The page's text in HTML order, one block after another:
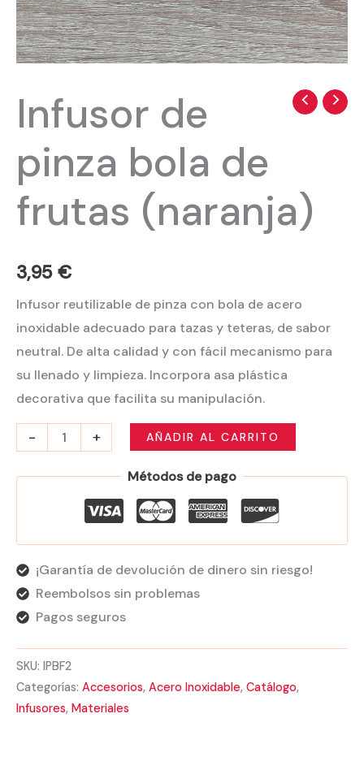
Infusor de
pinza bola de
frutas (naranja)
3,95 €
Infusor reutilizable de pinza con bola de acero
inoxidable adecuado para tazas y teteras, de sabor
neutral. De alta calidad y con fácil mecanismo para
su llenado y limpieza. Incorpora asa plástica
decorativa que facilita su manipulación.
-
Infusor
de
pinza
bola
de
frutas
cantidad
+ AÑADIR AL CARRITO
Métodos de pago
¡Garantía de devolución de dinero sin riesgo!
Reembolsos sin problemas
Pagos seguros
SKU: IPBF2
Categorías: Accesorios, Acero Inoxidable, Catálogo,
Infusores, Materiales